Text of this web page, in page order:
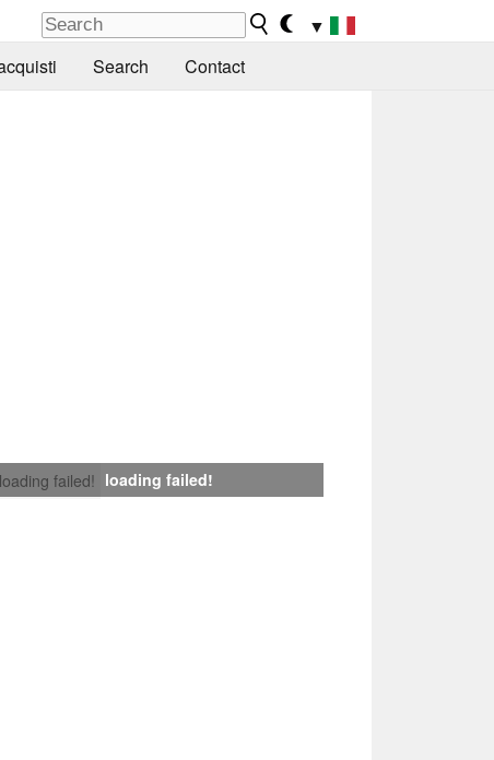
▼
Search Contact
loading failed! loading failed!